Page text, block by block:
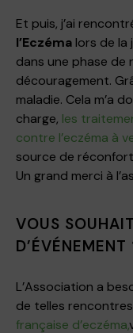
Et puis, j’ai
l’Eczéma lors de la
dans une phase de
découragement.
maladie. Cela m’a
charge, les
contre l’eczéma à
source de
Un grand merci à
VOUS
D’ÉVÉNEMENT
L’Association a
de telles
française d’eczéma,